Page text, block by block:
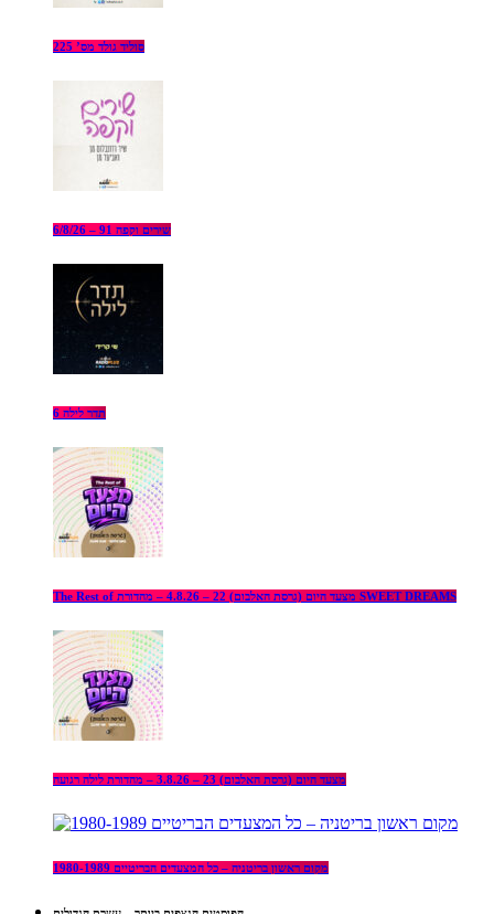
סוליד גולד מס’ 225
שירים וקפה 91 – 6/8/26
תדר לילה 6
The Rest of מצעד היום (גרסת האלבום) 22 – 4.8.26 – מהדורת SWEET DREAMS
מצעד היום (גרסת האלבום) 23 – 3.8.26 – מהדורת לילה רגועה
מקום ראשון בריטניה – כל המצעדים הבריטיים 1980-1989